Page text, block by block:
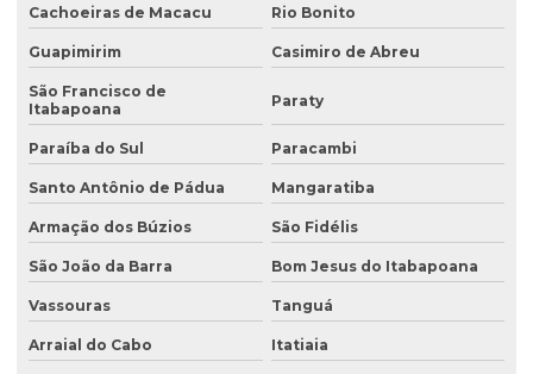
Avaliação de áreas contaminadas
Avaliação de efluentes industriais
Avaliação de passivo ambiental
Avaliação preliminar de áreas contaminadas
Avaliação preliminar de passivo ambiental
Coleta de água
Coleta de água para análise
Coleta de água para análise físico química
Coleta de água para análise microbiológica
Cachoeiras de Macacu Rio Bonito
Guapimirim Casimiro de Abreu
São Francisco de
Itabapoana
Paraty
Paraíba do Sul Paracambi
Santo Antônio de Pádua Mangaratiba
Armação dos Búzios São Fidélis
São João da Barra Bom Jesus do Itabapoana
Vassouras Tanguá
Arraial do Cabo Itatiaia